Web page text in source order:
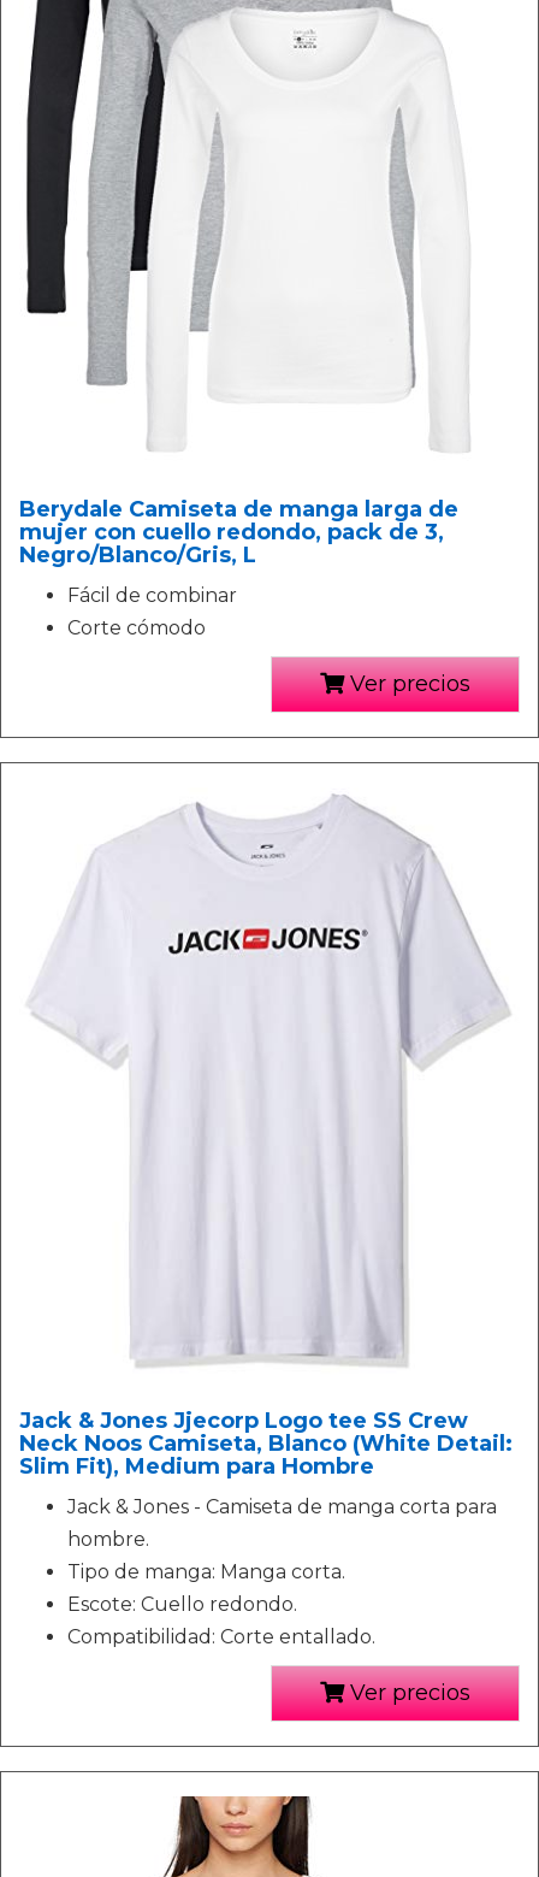
Berydale Camiseta de manga larga de
mujer con cuello redondo, pack de 3,
Negro/Blanco/Gris, L
Fácil de combinar
Corte cómodo
Ver precios
Jack & Jones Jjecorp Logo tee SS Crew
Neck Noos Camiseta, Blanco (White Detail:
Slim Fit), Medium para Hombre
Jack & Jones - Camiseta de manga corta para
hombre.
Tipo de manga: Manga corta.
Escote: Cuello redondo.
Compatibilidad: Corte entallado.
Ver precios